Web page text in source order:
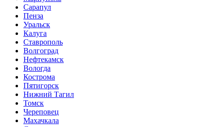
Сарапул
Пенза
Уральск
Калуга
Ставрополь
Волгоград
Нефтекамск
Вологда
Кострома
Пятигорск
Нижний Тагил
Томск
Череповец
Махачкала